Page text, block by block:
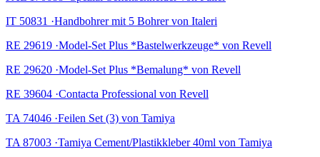
IT 50831 ·Handbohrer mit 5 Bohrer von Italeri
RE 29619 ·Model-Set Plus *Bastelwerkzeuge* von Revell
RE 29620 ·Model-Set Plus *Bemalung* von Revell
RE 39604 ·Contacta Professional von Revell
TA 74046 ·Feilen Set (3) von Tamiya
TA 87003 ·Tamiya Cement/Plastikkleber 40ml von Tamiya